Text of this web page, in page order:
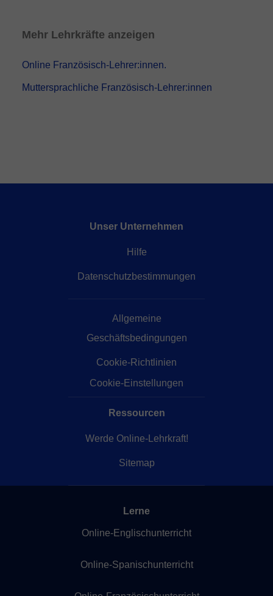
Mehr Lehrkräfte anzeigen
Online Französisch-Lehrer:innen.
Muttersprachliche Französisch-Lehrer:innen
Unser Unternehmen
Hilfe
Datenschutzbestimmungen
Allgemeine
Geschäftsbedingungen
Cookie-Richtlinien
Cookie-Einstellungen
Ressourcen
Werde Online-Lehrkraft!
Sitemap
Lerne
Online-Englischunterricht
Online-Spanischunterricht